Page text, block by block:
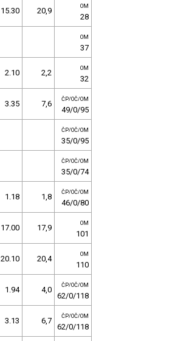
15.30 20,9 OM
28
OM
37
2.10 2,2 OM
32
3.35 7,6 ČP/OČ/OM
49/0/95
ČP/OČ/OM
35/0/95
ČP/OČ/OM
35/0/74
1.18 1,8 ČP/OČ/OM
46/0/80
17.00 17,9 OM
101
20.10 20,4 OM
110
1.94 4,0 ČP/OČ/OM
62/0/118
3.13 6,7 ČP/OČ/OM
62/0/118